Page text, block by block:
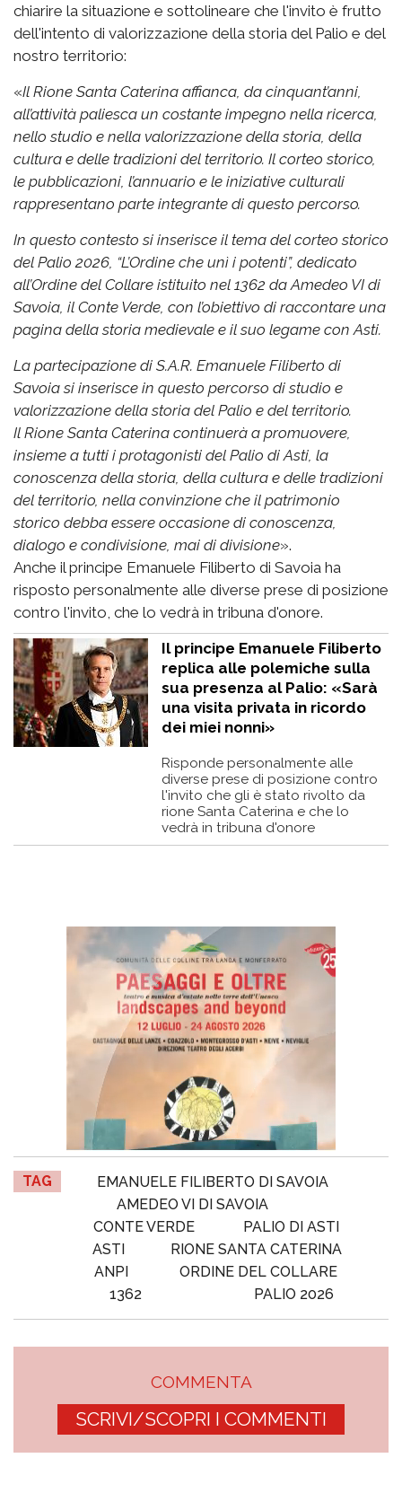
chiarire la situazione e sottolineare che l'invito è frutto
dell'intento di valorizzazione della storia del Palio e del
nostro territorio:
«Il Rione Santa Caterina affianca, da cinquant’anni,
all’attività paliesca un costante impegno nella ricerca,
nello studio e nella valorizzazione della storia, della
cultura e delle tradizioni del territorio. Il corteo storico,
le pubblicazioni, l’annuario e le iniziative culturali
rappresentano parte integrante di questo percorso.
In questo contesto si inserisce il tema del corteo storico
del Palio 2026, “L’Ordine che unì i potenti”, dedicato
all’Ordine del Collare istituito nel 1362 da Amedeo VI di
Savoia, il Conte Verde, con l’obiettivo di raccontare una
pagina della storia medievale e il suo legame con Asti.
La partecipazione di S.A.R. Emanuele Filiberto di
Savoia si inserisce in questo percorso di studio e
valorizzazione della storia del Palio e del territorio.
Il Rione Santa Caterina continuerà a promuovere,
insieme a tutti i protagonisti del Palio di Asti, la
conoscenza della storia, della cultura e delle tradizioni
del territorio, nella convinzione che il patrimonio
storico debba essere occasione di conoscenza,
dialogo e condivisione, mai di divisione».
Anche il principe Emanuele Filiberto di Savoia ha
risposto personalmente alle diverse prese di posizione
contro l'invito, che lo vedrà in tribuna d'onore.
Il principe Emanuele Filiberto
replica alle polemiche sulla
sua presenza al Palio: «Sarà
una visita privata in ricordo
dei miei nonni»
Risponde personalmente alle
diverse prese di posizione contro
l'invito che gli è stato rivolto da
rione Santa Caterina e che lo
vedrà in tribuna d'onore
TAG
EMANUELE FILIBERTO DI SAVOIA
AMEDEO VI DI SAVOIA
CONTE VERDE
PALIO DI ASTI
ASTI
RIONE SANTA CATERINA
ANPI
ORDINE DEL COLLARE
1362
PALIO 2026
COMMENTA
SCRIVI/SCOPRI I COMMENTI